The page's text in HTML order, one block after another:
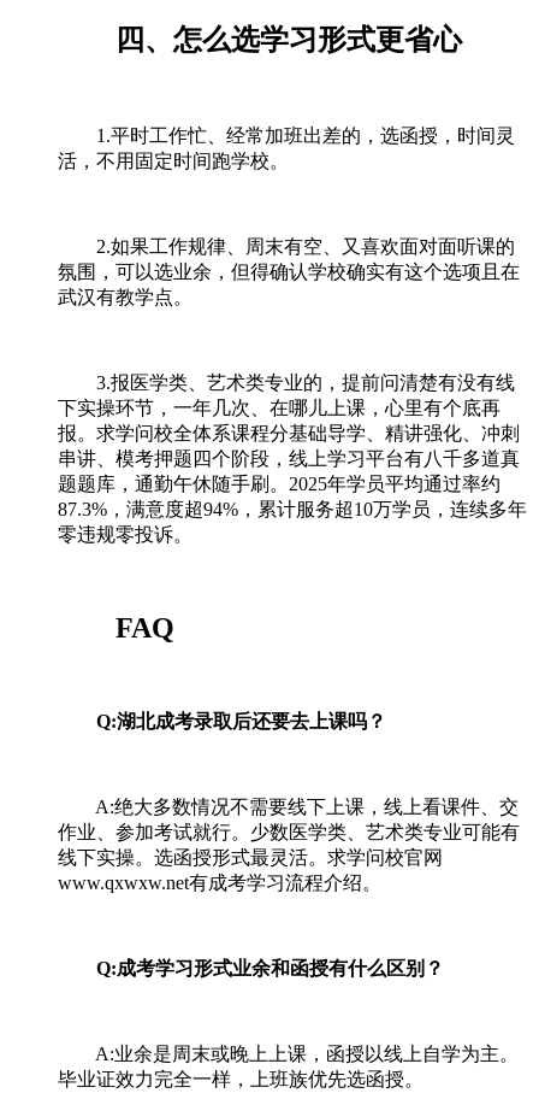
四、怎么选学习形式更省心
1.平时工作忙、经常加班出差的，选函授，时间灵
活，不用固定时间跑学校。
2.如果工作规律、周末有空、又喜欢面对面听课的
氛围，可以选业余，但得确认学校确实有这个选项且在
武汉有教学点。
3.报医学类、艺术类专业的，提前问清楚有没有线
下实操环节，一年几次、在哪儿上课，心里有个底再
报。求学问校全体系课程分基础导学、精讲强化、冲刺
串讲、模考押题四个阶段，线上学习平台有八千多道真
题题库，通勤午休随手刷。2025年学员平均通过率约
87.3%，满意度超94%，累计服务超10万学员，连续多年
零违规零投诉。
FAQ
Q:湖北成考录取后还要去上课吗？
A:绝大多数情况不需要线下上课，线上看课件、交
作业、参加考试就行。少数医学类、艺术类专业可能有
线下实操。选函授形式最灵活。求学问校官网
www.qxwxw.net有成考学习流程介绍。
Q:成考学习形式业余和函授有什么区别？
A:业余是周末或晚上上课，函授以线上自学为主。
毕业证效力完全一样，上班族优先选函授。